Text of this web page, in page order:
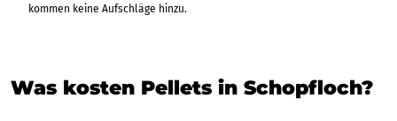
kommen keine Aufschläge hinzu.
Was kosten Pellets in Schopfloch?